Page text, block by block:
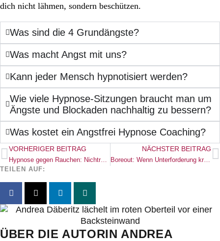
dich nicht lähmen, sondern beschützen.
Was sind die 4 Grundängste?
Was macht Angst mit uns?
Kann jeder Mensch hypnotisiert werden?
Wie viele Hypnose-Sitzungen braucht man um
Ängste und Blockaden nachhaltig zu bessern?
Was kostet ein Angstfrei Hypnose Coaching?
VORHERIGER BEITRAG
Hypnose gegen Rauchen: Nichtraucher in 3 Stunden
NÄCHSTER BEITRAG
Boreout: Wenn Unterforderung krank macht
TEILEN AUF:
ÜBER DIE AUTORIN ANDREA